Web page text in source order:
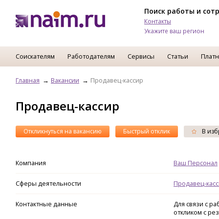
Поиск работы и
Контакты
Укажите ваш регион
Соискателям Работодателям Сервисы Статьи
Главная Вакансии Продавец-кассир
Продавец-кассир
Откликнуться на вакансию Быстрый отклик В
Компания Ваш Персонал
Сферы деятельности Продавец-
Контактные данные
Для связи с
откликом с